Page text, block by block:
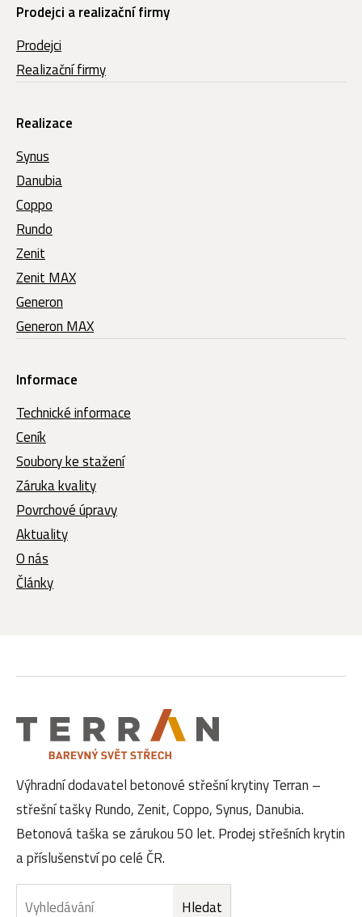
Prodejci a realizační firmy
Prodejci
Realizační firmy
Realizace
Synus
Danubia
Coppo
Rundo
Zenit
Zenit MAX
Generon
Generon MAX
Informace
Technické informace
Ceník
Soubory ke stažení
Záruka kvality
Povrchové úpravy
Aktuality
O nás
Články
Výhradní dodavatel betonové střešní krytiny Terran –
střešní tašky Rundo, Zenit, Coppo, Synus, Danubia.
Betonová taška se zárukou 50 let. Prodej střešních krytin
a příslušenství po celé ČR.